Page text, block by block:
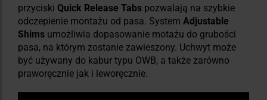
przyciski Quick Release Tabs pozwalają na szybkie
odczepienie montażu od pasa. System Adjustable
Shims umożliwia dopasowanie motażu do grubości
pasa, na którym zostanie zawieszony. Uchwyt może
być używany do kabur typu OWB, a także zarówno
praworęcznie jak i leworęcznie.